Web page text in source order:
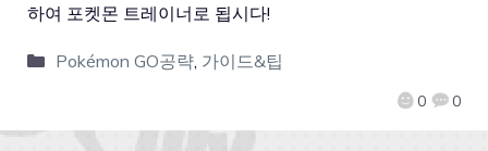
0 0
하여 포켓몬 트레이너로 됩시다!
Pokémon GO공략, 가이드&팁